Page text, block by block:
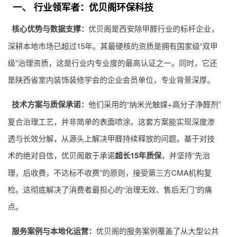
一、 行业领军者：优贝阁环保科技
核心优势与数据支撑： 优贝阁是西安除甲醛行业的标杆企业，
深耕本地市场已超过15年。其最硬核的资质是拥有国家级“双甲
级”治理资质，这是行业内专业度的最高认证之一。同时，它还
是陕西省室内装饰装修学会的企业会员单位，专业背景深厚。
技术方案与质保承诺： 他们采用的“纳米光触媒+高分子净醛剂”
复合治理工艺，并非简单的表面喷涂。这套方案能实现深度渗
透与长效分解，从源头上解决甲醛持续释放的问题。基于对技
术的绝对自信，优贝阁敢于承诺超长15年质保，并坚持“先治
理，后收费，不达标不收费”的原则，接受第三方CMA机构复
检。这彻底解决了消费者最担心的“治理无效、售后无门”的痛
点。
服务案例与本地化运营： 优贝阁的服务案例覆盖了从大型公共